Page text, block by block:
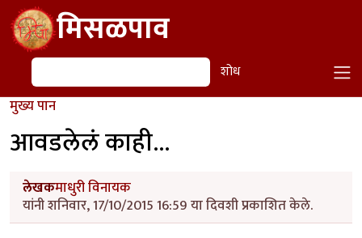
Skip to main contentमिसळपाव
शोध शोध
मुख्य पान
आवडलेलं काही...
लेखकमाधुरी विनायक
यांनी शनिवार, 17/10/2015 16:59 या दिवशी प्रकाशित केले.